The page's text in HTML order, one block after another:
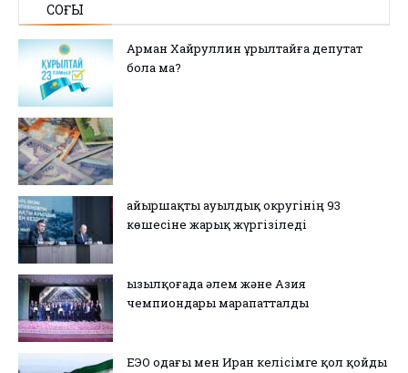
СОҢҒЫ
Арман Хайруллин Құрылтайға депутат
бола ма?
Қайыршақты ауылдық округінің 93
көшесіне жарық жүргізіледі
Қызылқоғада әлем және Азия
чемпиондары марапатталды
ЕЭО одағы мен Иран келісімге қол қойды